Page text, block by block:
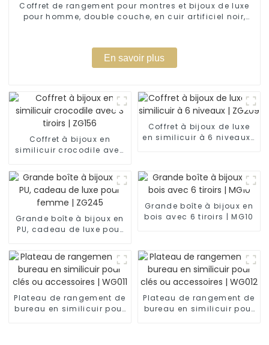
Coffret de rangement pour montres et bijoux de luxe
pour homme, double couche, en cuir artificiel noir,
En savoir plus
Coffret à bijoux en
similicuir crocodile avec
Coffret à bijoux de luxe
en similicuir à 6 niveaux |
Grande boîte à bijoux en
PU, cadeau de luxe pour
Grande boîte à bijoux en
bois avec 6 tiroirs | MG10
Plateau de rangement de
bureau en similicuir pour
Plateau de rangement de
bureau en similicuir pour